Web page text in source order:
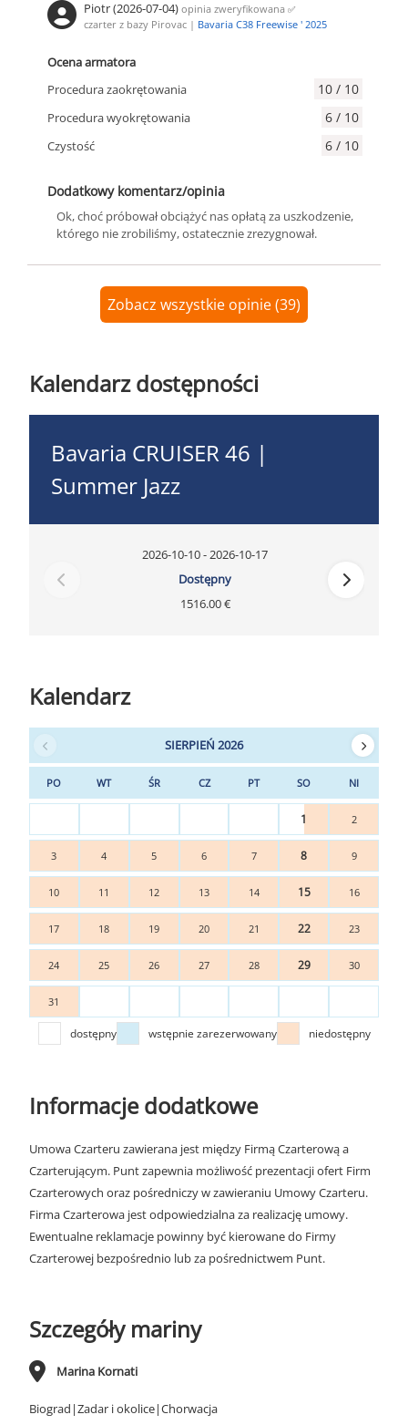
Piotr (2026-07-04) opinia zweryfikowana ✅
czarter z bazy Pirovac | Bavaria C38 Freewise ' 2025
Ocena armatora
Procedura zaokrętowania
10 / 10
Procedura wyokrętowania 6 / 10
Czystość 6 / 10
Dodatkowy komentarz/opinia
Ok, choć próbował obciążyć nas opłatą za uszkodzenie,
którego nie zrobiliśmy, ostatecznie zrezygnował.
Zobacz wszystkie opinie (39)
Kalendarz dostępności
Bavaria CRUISER 46 |
Summer Jazz
2026-10-10 - 2026-10-17
Dostępny
1516.00 €
Kalendarz
SIERPIEŃ 2026
PO WT ŚR CZ PT SO NI
1 2
3 4 5 6 7 8 9
10 11 12 13 14 15 16
17 18 19 20 21 22 23
24 25 26 27 28 29 30
31
dostępny wstępnie zarezerwowany niedostępny
Informacje dodatkowe
Umowa Czarteru zawierana jest między Firmą Czarterową a
Czarterującym. Punt zapewnia możliwość prezentacji ofert Firm
Czarterowych oraz pośredniczy w zawieraniu Umowy Czarteru.
Firma Czarterowa jest odpowiedzialna za realizację umowy.
Ewentualne reklamacje powinny być kierowane do Firmy
Czarterowej bezpośrednio lub za pośrednictwem Punt.
Szczegóły mariny
Marina Kornati
Biograd|Zadar i okolice|Chorwacja